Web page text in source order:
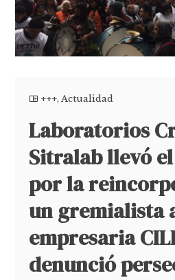
+++,Actualidad
Laboratorios
Sitralab llevó
por la
un gremialista
empresaria
denunció